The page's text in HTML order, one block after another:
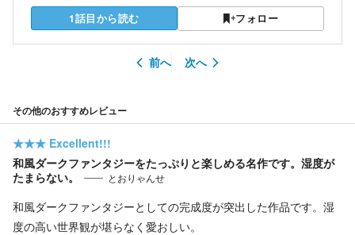
1話目から読む フォロー
前へ 次へ
その他のおすすめレビュー
★★★ Excellent!!!
和風ダークファンタジーをたっぷりと楽しめる名作です。湿度が
たまらない。
とおりゃんせ
和風ダークファンタジーとしての完成度が突出した作品です。湿
度の高い世界観が堪らなく愛おしい。